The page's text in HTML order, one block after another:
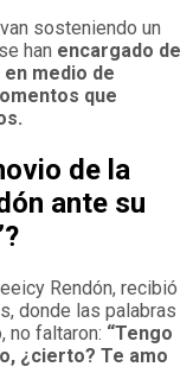
sosteniendo un
han encargado de
medio de
que
de la
ante su
Rendón, recibió
donde las palabras
no faltaron: “Tengo
¿cierto? Te amo